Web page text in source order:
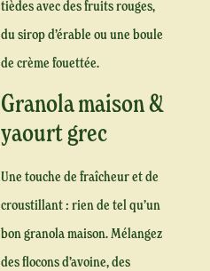
tièdes avec des fruits rouges,
du sirop d’érable ou une boule
de crème fouettée.
Granola maison &
yaourt grec
Une touche de fraîcheur et de
croustillant : rien de tel qu’un
bon granola maison. Mélangez
des flocons d’avoine, des